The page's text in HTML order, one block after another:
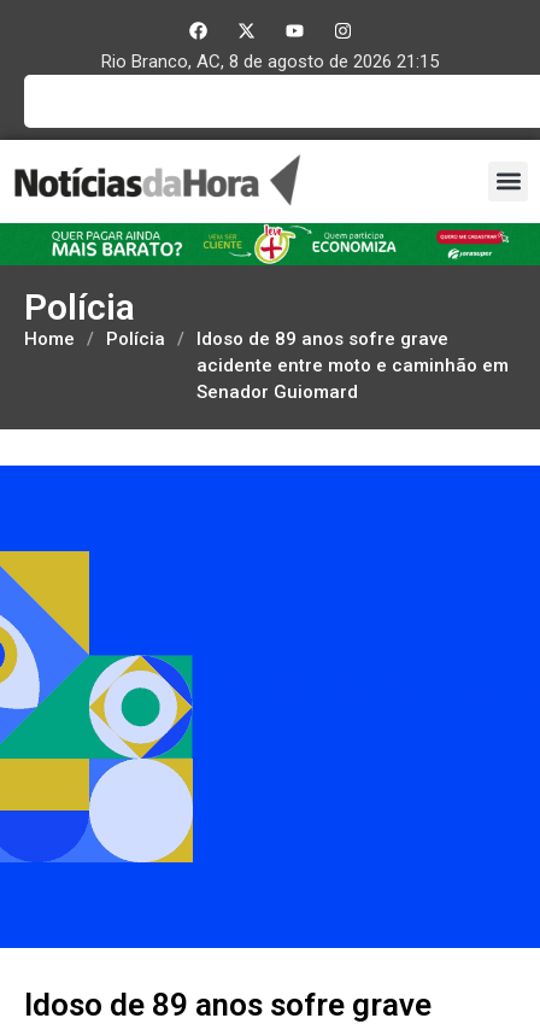
Rio Branco, AC, 8 de agosto de 2026 21:15
Polícia
Home / Polícia /
Idoso de 89 anos sofre grave
acidente entre moto e caminhão em
Senador Guiomard
Idoso de 89 anos sofre grave